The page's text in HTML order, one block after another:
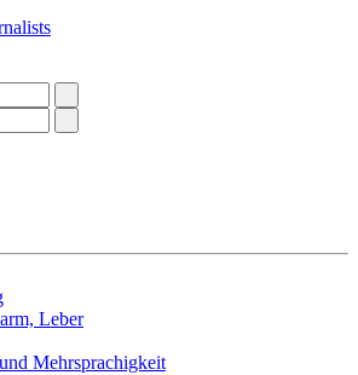
Leber
Mehrsprachigkeit